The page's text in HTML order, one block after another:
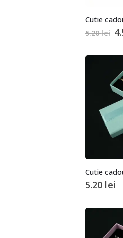
Cutie
5.20lei
Cutie
5.20 lei